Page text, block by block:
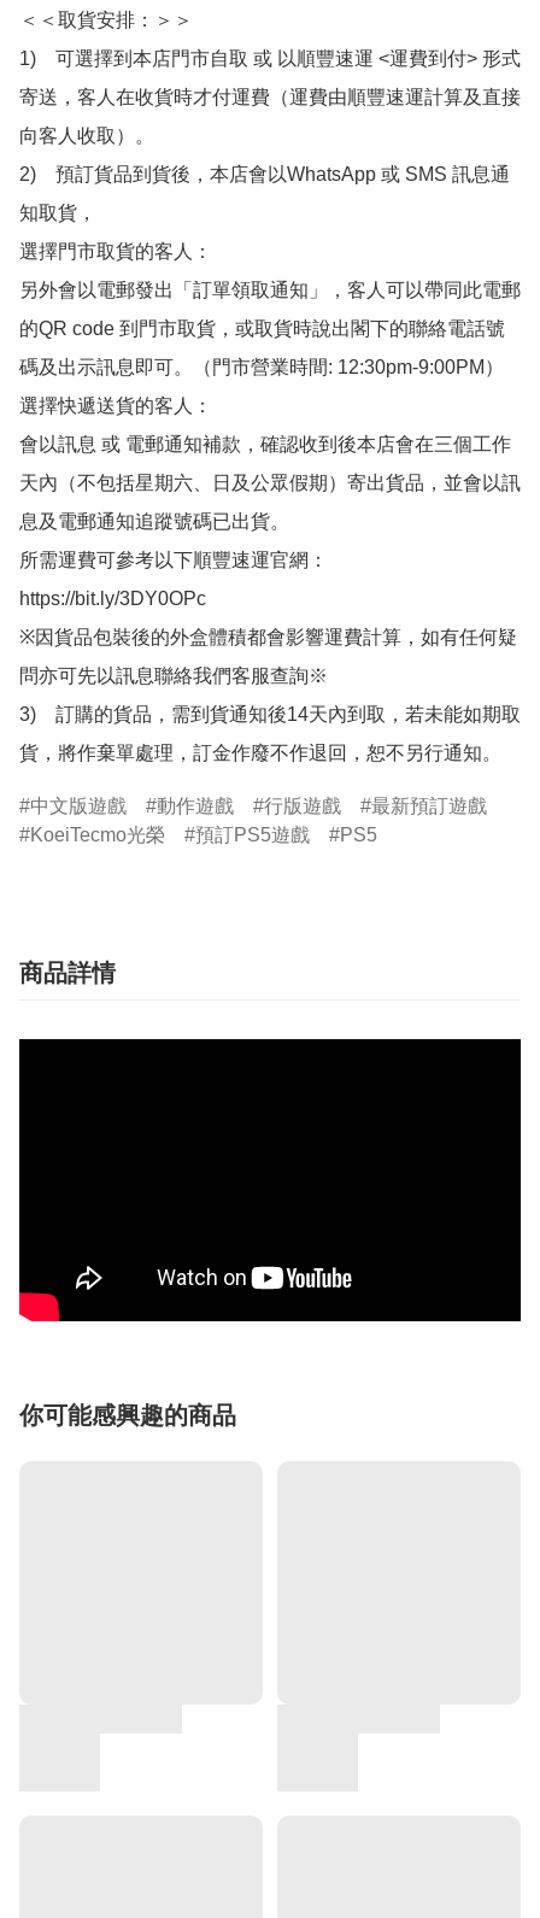
＜＜取貨安排：＞＞
1)　可選擇到本店門市自取 或 以順豐速運 <運費到付> 形式
寄送，客人在收貨時才付運費（運費由順豐速運計算及直接
向客人收取）。
2)　預訂貨品到貨後，本店會以WhatsApp 或 SMS 訊息通
知取貨，
選擇門市取貨的客人：
另外會以電郵發出「訂單領取通知」，客人可以帶同此電郵
的QR code 到門市取貨，或取貨時說出閣下的聯絡電話號
碼及出示訊息即可。（門市營業時間: 12:30pm-9:00PM）
選擇快遞送貨的客人：
會以訊息 或 電郵通知補款，確認收到後本店會在三個工作
天內（不包括星期六、日及公眾假期）寄出貨品，並會以訊
息及電郵通知追蹤號碼已出貨。
所需運費可參考以下順豐速運官網：
https://bit.ly/3DY0OPc
※因貨品包裝後的外盒體積都會影響運費計算，如有任何疑
問亦可先以訊息聯絡我們客服查詢※
3)　訂購的貨品，需到貨通知後14天內到取，若未能如期取
貨，將作棄單處理，訂金作廢不作退回，恕不另行通知。
中文版遊戲 動作遊戲 行版遊戲
最新預訂遊戲
KoeiTecmo光榮
預訂PS5遊戲 PS5
商品詳情
你可能感興趣的商品